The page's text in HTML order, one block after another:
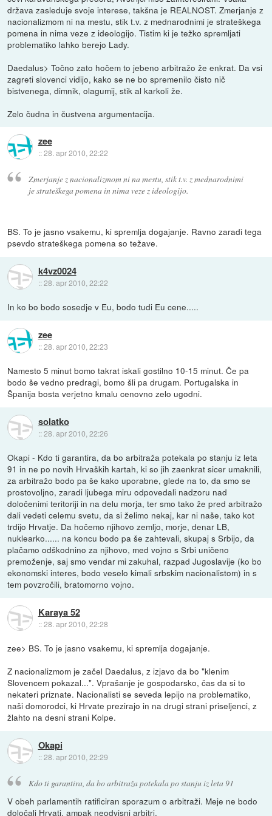
država zasleduje svoje interese, takšna je REALNOST. Zmerjanje z
nacionalizmom ni na mestu, stik t.v. z mednarodnimi je strateškega
pomena in nima veze z ideologijo. Tistim ki je težko spremljati
problematiko lahko berejo Lady.
Daedalus> Točno zato hočem to jebeno arbitražo že enkrat. Da vsi
zagreti slovenci vidijo, kako se ne bo spremenilo čisto nič
bistvenega, dimnik, olagumij, stik al karkoli že.
Zelo čudna in čustvena argumentacija.
zee
::28. apr 2010, 22:22
Zmerjanje z nacionalizmom ni na mestu, stik t.v. z mednarodnimi
je strateškega pomena in nima veze z ideologijo.
BS. To je jasno vsakemu, ki spremlja dogajanje. Ravno zaradi tega
psevdo strateškega pomena so težave.
k4vz0024
::28. apr 2010, 22:22
In ko bo bodo sosedje v Eu, bodo tudi Eu cene.....
zee
::28. apr 2010, 22:23
Namesto 5 minut bomo takrat iskali gostilno 10-15 minut. Če pa
bodo še vedno predragi, bomo šli pa drugam. Portugalska in
Španija bosta verjetno kmalu cenovno zelo ugodni.
solatko
::28. apr 2010, 22:26
Okapi - Kdo ti garantira, da bo arbitraža potekala po stanju iz leta
91 in ne po novih Hrvaških kartah, ki so jih zaenkrat sicer umaknili,
za arbitražo bodo pa še kako uporabne, glede na to, da smo se
prostovoljno, zaradi ljubega miru odpovedali nadzoru nad
določenimi teritoriji in na delu morja, ter smo tako že pred arbitražo
dali vedeti celemu svetu, da si želimo nekaj, kar ni naše, tako kot
trdijo Hrvatje. Da hočemo njihovo zemljo, morje, denar LB,
nuklearko...... na koncu bodo pa še zahtevali, skupaj s Srbijo, da
plačamo odškodnino za njihovo, med vojno s Srbi uničeno
premoženje, saj smo vendar mi zakuhal, razpad Jugoslavije (ko bo
ekonomski interes, bodo veselo kimali srbskim nacionalistom) in s
tem povzročili, bratomorno vojno.
Karaya 52
::28. apr 2010, 22:28
zee> BS. To je jasno vsakemu, ki spremlja dogajanje.
Z nacionalizmom je začel Daedalus, z izjavo da bo "klenim
Slovencem pokazal...". Vprašanje je gospodarsko, čas da si to
nekateri priznate. Nacionalisti se seveda lepijo na problematiko,
naši domorodci, ki Hrvate prezirajo in na drugi strani priseljenci, z
žlahto na desni strani Kolpe.
Okapi
::28. apr 2010, 22:29
Kdo ti garantira, da bo arbitraža potekala po stanju iz leta 91
V obeh parlamentih ratificiran sporazum o arbitraži. Meje ne bodo
določali Hrvati, ampak neodvisni arbitri.